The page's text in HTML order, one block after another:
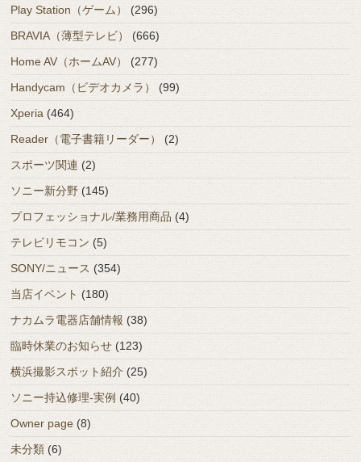
Play Station（ゲーム）
(296)
BRAVIA（薄型テレビ）
(666)
Home AV（ホームAV）
(277)
Handycam（ビデオカメラ）
(99)
Xperia (464)
Reader（電子書籍リーダー） (2)
スポーツ関連 (2)
ソニー新分野 (145)
プロフェッショナル/業務用商品 (4)
テレビリモコン (5)
SONY/ニュース (354)
当店イベント (180)
ナカムラ電器店舗情報 (38)
臨時休業のお知らせ (123)
横浜撮影スポット紹介(25)
ソニー持込修理-実例 (40)
Owner page (8)
未分類 (6)